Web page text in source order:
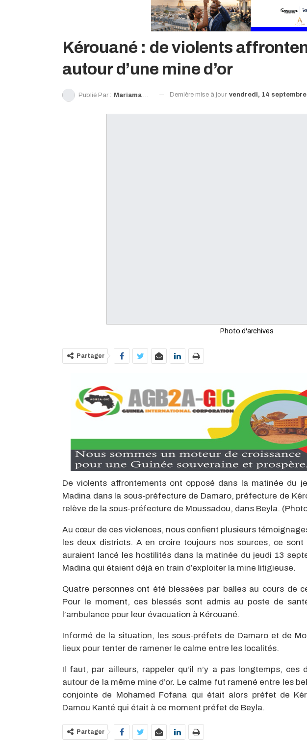
Kérouané : de violents
autour d’une mine d’or
Publié Par : Mariama Mamady Camara Dernière mise à jour vendredi, 14 septembre
Photo d'archives
Partager
De violents affrontements ont opposé dans la matinée du
Madina dans la sous-préfecture de Damaro, préfecture de
relève de la sous-préfecture de Moussadou, dans Beyla.
Au cœur de ces violences, nous confient plusieurs
les deux districts. A en croire toujours nos sources, ce
auraient lancé les hostilités dans la matinée du jeudi 13
Madina qui étaient déjà en train d’exploiter la mine litigieuse.
Quatre personnes ont été blessées par balles au cours de
Pour le moment, ces blessés sont admis au poste de
l’ambulance pour leur évacuation à Kérouané.
Informé de la situation, les sous-préfets de Damaro et de
lieux pour tenter de ramener le calme entre les localités.
Il faut, par ailleurs, rappeler qu’il n’y a pas longtemps, ces
autour de la même mine d’or. Le calme fut ramené entre les
conjointe de Mohamed Fofana qui était alors préfet de
Damou Kanté qui était à ce moment préfet de Beyla.
Partager